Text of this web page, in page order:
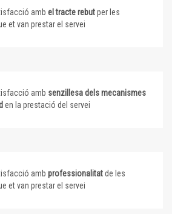
amb el tracte rebutper les
et van prestar el servei
amb senzillesa dels mecanismes
en la prestació del servei
amb professionalitatde les
et van prestar el servei